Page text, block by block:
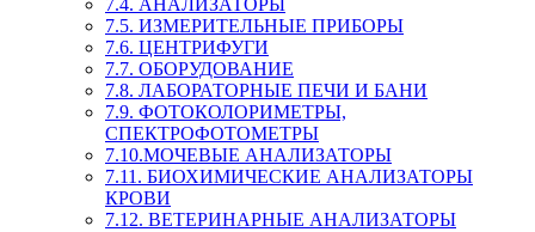
7.5. ИЗМЕРИТЕЛЬНЫЕ ПРИБОРЫ
7.6. ЦЕНТРИФУГИ
7.7. ОБОРУДОВАНИЕ
7.8. ЛАБОРАТОРНЫЕ ПЕЧИ И БАНИ
7.9. ФОТОКОЛОРИМЕТРЫ,
СПЕКТРОФОТОМЕТРЫ
7.10.МОЧЕВЫЕ АНАЛИЗАТОРЫ
7.11. БИОХИМИЧЕСКИЕ АНАЛИЗАТОРЫ
КРОВИ
7.12. ВЕТЕРИНАРНЫЕ АНАЛИЗАТОРЫ